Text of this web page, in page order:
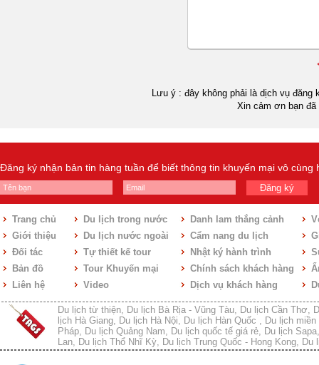
Lưu ý : đây không phải là dịch vụ
Xin cảm ơn bạn đã
Đăng ký nhận bản tin hàng tuần để biết thông tin khuyến mại vô cùng
Đăng ký
Trang chủ
Giới thiệu
Đối tác
Bản đồ
Liên hệ
Du lịch trong nước
Du lịch nước ngoài
Tự thiết kế tour
Tour Khuyến mại
Video
Danh lam thắng cảnh
Cẩm nang du lịch
Nhật ký hành trình
Chính sách khách hàng
Dịch vụ khách hàng
Du lịch từ thiện, Du lịch Bà Rịa - Vũng Tàu, Du lịch Cần Thơ,
lịch Hà Giang, Du lịch Hà Nội, Du lịch Hàn Quốc , Du lịch miền
Pháp, Du lịch Quảng Nam, Du lịch quốc tế giá rẻ, Du lịch Sapa
Lan, Du lịch Thổ Nhĩ Kỳ, Du lịch Trung Quốc - Hong Kong, Du